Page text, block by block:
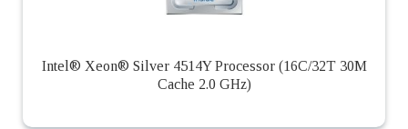
Intel® Xeon® Silver 4514Y Processor (16C/32T 30M
Cache 2.0 GHz)